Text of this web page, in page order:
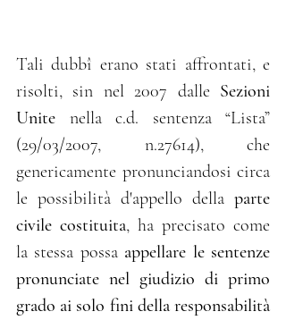
Tali dubbî erano stati affrontati, e
risolti, sin nel 2007 dalle Sezioni
Unite nella c.d. sentenza “Lista”
(29/03/2007, n.27614), che
genericamente pronunciandosi circa
le possibilità d'appello della parte
civile costituita, ha precisato come
la stessa possa appellare le sentenze
pronunciate nel giudizio di primo
grado ai solo fini della responsabilità